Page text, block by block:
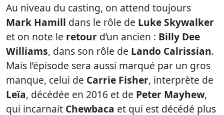
Au niveau du casting, on attend toujours
Mark Hamill dans le rôle de Luke Skywalker
et on note le retour d’un ancien : Billy Dee
Williams, dans son rôle de Lando Calrissian.
Mais l’épisode sera aussi marqué par un gros
manque, celui de Carrie Fisher, interprète de
Leïa, décédée en 2016 et de Peter Mayhew,
qui incarnait Chewbaca et qui est décédé plus